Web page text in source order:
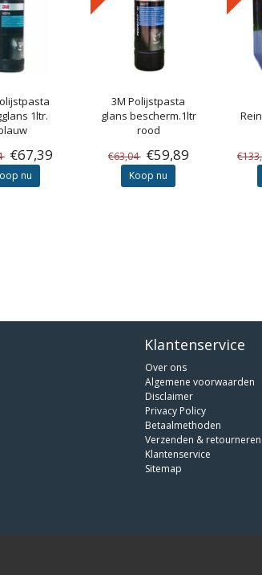
1ltr.
€67,39
nu
3M Polijstpasta
glans bescherm.1ltr
rood
€63,04 €59,89
Koop nu
Klantenservice
Over ons
Algemene voorwaarden
Disclaimer
Privacy Policy
Betaalmethoden
Verzenden & retourneren
Klantenservice
Sitemap